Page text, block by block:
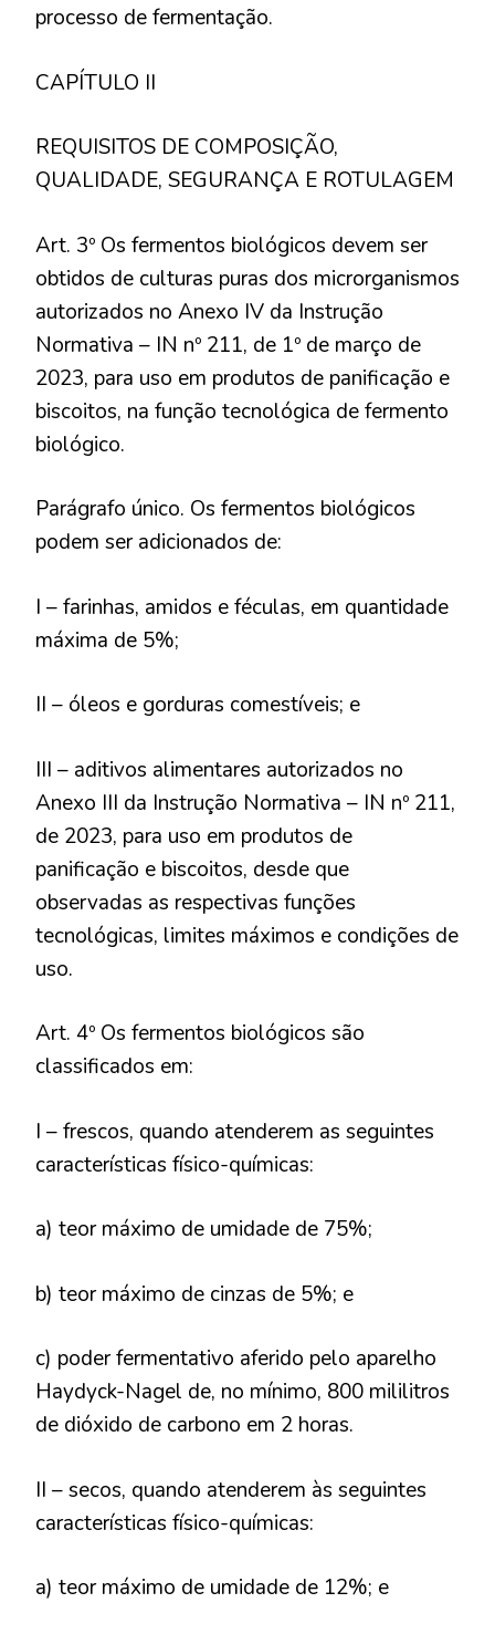
processo de fermentação.
CAPÍTULO II
REQUISITOS DE COMPOSIÇÃO,
QUALIDADE, SEGURANÇA E ROTULAGEM
Art. 3º Os fermentos biológicos devem ser
obtidos de culturas puras dos microrganismos
autorizados no Anexo IV da Instrução
Normativa – IN nº 211, de 1º de março de
2023, para uso em produtos de panificação e
biscoitos, na função tecnológica de fermento
biológico.
Parágrafo único. Os fermentos biológicos
podem ser adicionados de:
I – farinhas, amidos e féculas, em quantidade
máxima de 5%;
II – óleos e gorduras comestíveis; e
III – aditivos alimentares autorizados no
Anexo III da Instrução Normativa – IN nº 211,
de 2023, para uso em produtos de
panificação e biscoitos, desde que
observadas as respectivas funções
tecnológicas, limites máximos e condições de
uso.
Art. 4º Os fermentos biológicos são
classificados em:
I – frescos, quando atenderem as seguintes
características físico-químicas:
a) teor máximo de umidade de 75%;
b) teor máximo de cinzas de 5%; e
c) poder fermentativo aferido pelo aparelho
Haydyck-Nagel de, no mínimo, 800 mililitros
de dióxido de carbono em 2 horas.
II – secos, quando atenderem às seguintes
características físico-químicas:
a) teor máximo de umidade de 12%; e